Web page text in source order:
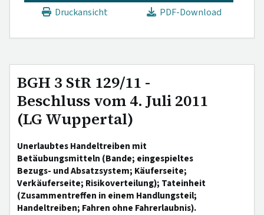
Druckansicht
PDF-Download
BGH 3 StR 129/11 -
Beschluss vom 4. Juli 2011
(LG Wuppertal)
Unerlaubtes Handeltreiben mit
Betäubungsmitteln (Bande; eingespieltes
Bezugs- und Absatzsystem; Käuferseite;
Verkäuferseite; Risikoverteilung); Tateinheit
(Zusammentreffen in einem Handlungsteil;
Handeltreiben; Fahren ohne Fahrerlaubnis).